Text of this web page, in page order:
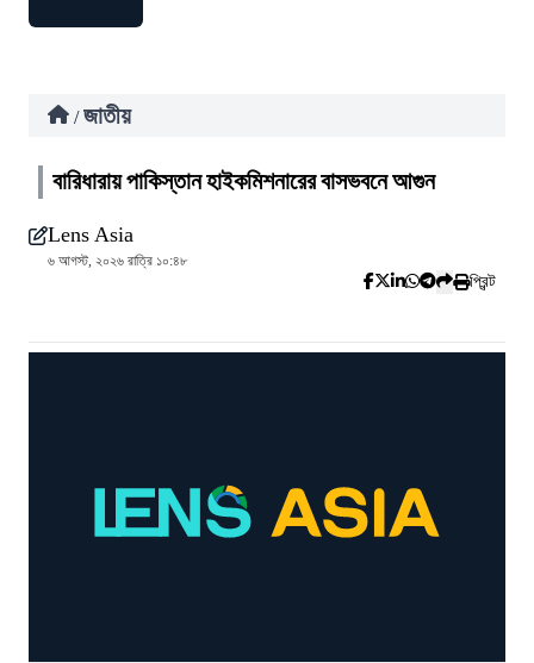
/ জাতীয়
বারিধারায় পাকিস্তান হাইকমিশনারের বাসভবনে আগুন
Lens Asia
৬ আগস্ট, ২০২৬ রাত্রি ১০:৪৮
প্রিন্ট